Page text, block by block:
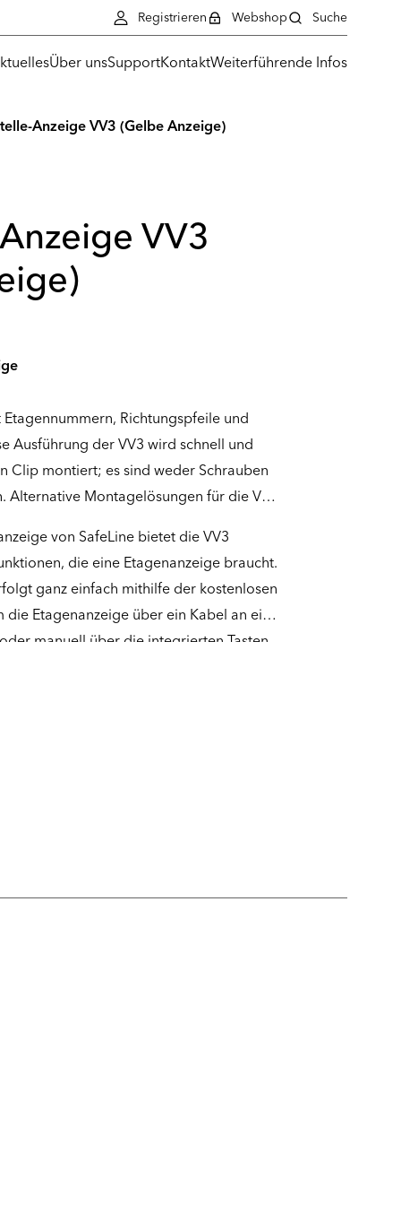
Über unsSupportKontaktWeiterführende Infos
Registrieren Webshop Suche
Anzeige VV3 (Gelbe Anzeige)
VV3
Richtungspfeile und
Ausführung der VV3 wird schnell und
Clip montiert; es sind weder Schrauben
Montagelösungen für die VV3
von SafeLine bietet die VV3
die eine Etagenanzeige braucht.
ganz einfach mithilfe der kostenlosen
die Etagenanzeige über ein Kabel an ein
manuell über die integrierten Tasten